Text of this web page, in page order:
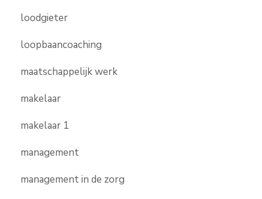
loodgieter
loopbaancoaching
maatschappelijk werk
makelaar
makelaar 1
management
management in de zorg